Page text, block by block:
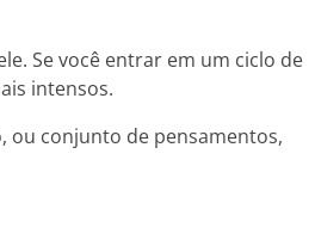
Se você entrar em um ciclo de
intensos.
ou conjunto de pensamentos,